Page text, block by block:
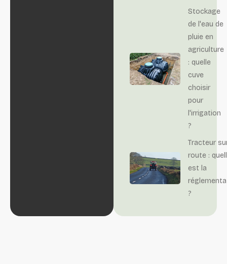
Stockage
de l'eau de
pluie en
agriculture
: quelle
cuve
choisir
pour
l'irrigation
?
Tracteur
route :
est la
?